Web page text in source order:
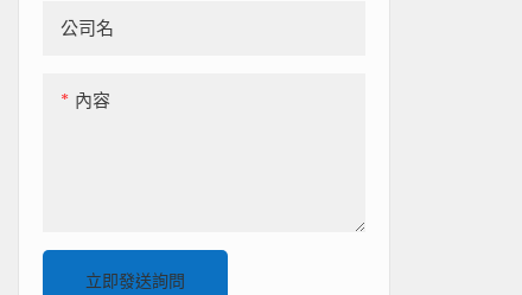
公司名
內容
立即發送詢問